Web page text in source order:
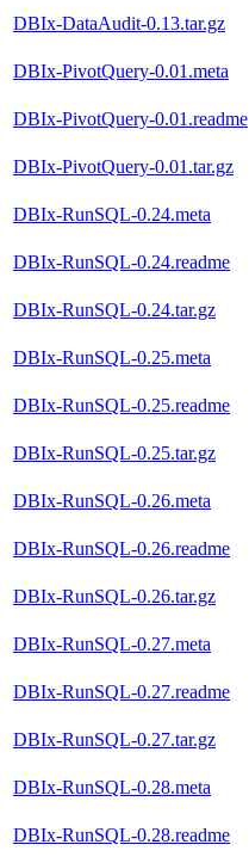
DBIx-DataAudit-0.13.tar.gz
DBIx-PivotQuery-0.01.meta
DBIx-PivotQuery-0.01.readme
DBIx-PivotQuery-0.01.tar.gz
DBIx-RunSQL-0.24.meta
DBIx-RunSQL-0.24.readme
DBIx-RunSQL-0.24.tar.gz
DBIx-RunSQL-0.25.meta
DBIx-RunSQL-0.25.readme
DBIx-RunSQL-0.25.tar.gz
DBIx-RunSQL-0.26.meta
DBIx-RunSQL-0.26.readme
DBIx-RunSQL-0.26.tar.gz
DBIx-RunSQL-0.27.meta
DBIx-RunSQL-0.27.readme
DBIx-RunSQL-0.27.tar.gz
DBIx-RunSQL-0.28.meta
DBIx-RunSQL-0.28.readme